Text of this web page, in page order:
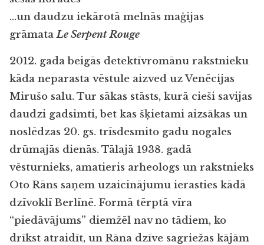
…un daudzu iekārotā melnās maģijas
grāmataLe Serpent Rouge
2012. gada beigās detektīvromānu rakstnieku
kāda neparasta vēstule aizved uz Venēcijas
Mirušo salu. Tur sākas stāsts, kurā cieši savijas
daudzi gadsimti, bet kas šķietami aizsākas un
noslēdzas 20. gs. trīsdesmito gadu nogales
drūmajās dienās. Tālajā 1938. gadā
vēsturnieks, amatieris arheologs un rakstnieks
Oto Rāns saņem uzaicinājumu ierasties kādā
dzīvoklī Berlīnē. Formā tērptā vīra
“piedāvājums” diemžēl nav no tādiem, ko
drīkst atraidīt, un Rāna dzīve sagriežas kājām